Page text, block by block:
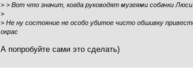
> > Вот что значит, когда руководят музеями собачки Люси.
>
> Не ну состояние не особо убитое чисто обшивку
окрас
А попробуйте сами это сделать)